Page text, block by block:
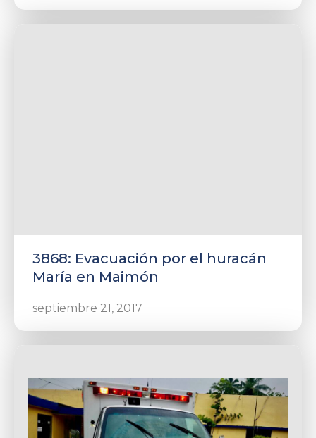
3868: Evacuación por el huracán
María en Maimón
septiembre 21, 2017